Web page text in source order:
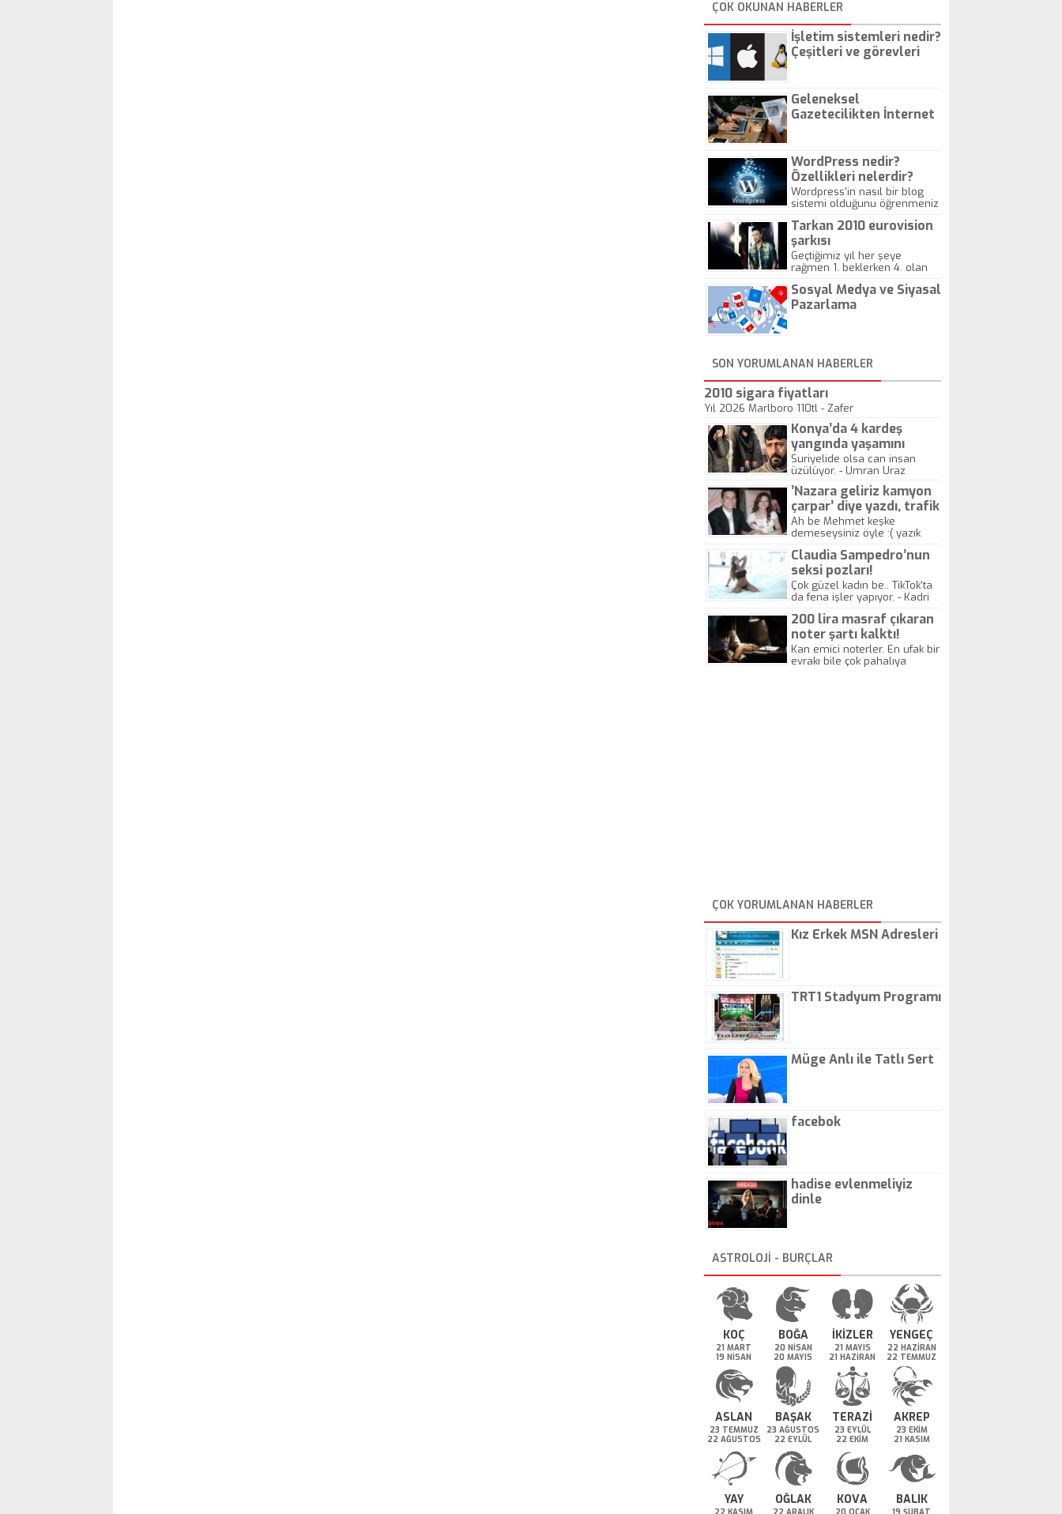
ÇOK OKUNAN HABERLER
İşletim sistemleri nedir?
Çeşitleri ve görevleri
Geleneksel
Gazetecilikten İnternet
WordPress nedir?
Özellikleri nelerdir?
Wordpress'in nasıl bir blog
sistemi olduğunu öğrenmeniz
Tarkan 2010 eurovision
şarkısı
Geçtiğimiz yıl her şeye
rağmen 1. beklerken 4. olan
gösterisinin bu yarışmada
önemli olmadığını anlamıştır.
Sosyal Medya ve Siyasal
Pazarlama
SON YORUMLANAN HABERLER
2010 sigara fiyatları
Yıl 2026 Marlboro 110tl - Zafer
Konya’da 4 kardeş
yangında yaşamını
yitirdi
Suriyelide olsa can insan
üzülüyor. - Umran Uraz
’Nazara geliriz kamyon
çarpar’ diye yazdı, trafik
kazasında öldü!
Ah be Mehmet keşke
demeseysiniz öyle :( yazık
Claudia Sampedro’nun
seksi pozları!
Çok güzel kadın be.. TikTok'ta
da fena işler yapıyor. - Kadri
200 lira masraf çıkaran
noter şartı kalktı!
Kan emici noterler. En ufak bir
evrakı bile çok pahalıya
ÇOK YORUMLANAN HABERLER
Kız Erkek MSN Adresleri
TRT1 Stadyum Programı
Müge Anlı ile Tatlı Sert
facebok
hadise evlenmeliyiz
dinle
ASTROLOJİ - BURÇLAR
KOÇ
21 MART
19 NİSAN
BOĞA
20 NİSAN
20 MAYIS
İKİZLER
21 MAYIS
21 HAZİRAN
YENGEÇ
22 HAZİRAN
22 TEMMUZ
ASLAN
23 TEMMUZ
22 AĞUSTOS
BAŞAK
23 AĞUSTOS
22 EYLÜL
TERAZİ
23 EYLÜL
22 EKİM
AKREP
23 EKİM
21 KASIM
YAY OĞLAK KOVA BALIK